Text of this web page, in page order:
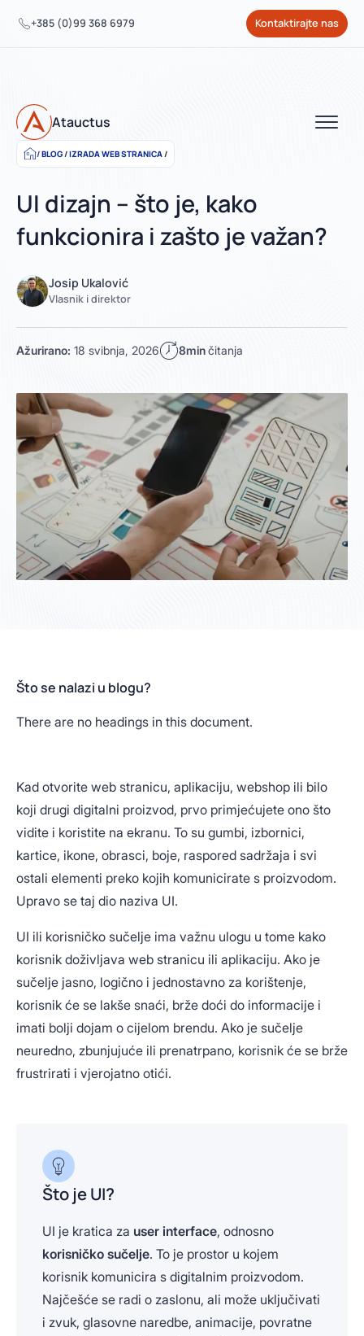
+385 (0)99 368 6979 Kontaktirajte nas
Atauctus
BLOG/IZRADA WEB STRANICA/
UI dizajn – što je, kako
funkcionira i zašto je važan?
Josip Ukalović
Vlasnik i direktor
Ažurirano: 18 svibnja, 2026 8minčitanja
Što se nalazi u blogu?
There are no headings in this document.
Kad otvorite web stranicu, aplikaciju, webshop ili bilo
koji drugi digitalni proizvod, prvo primjećujete ono što
vidite i koristite na ekranu. To su gumbi, izbornici,
kartice, ikone, obrasci, boje, raspored sadržaja i svi
ostali elementi preko kojih komunicirate s proizvodom.
Upravo se taj dio naziva UI.
UI ili korisničko sučelje ima važnu ulogu u tome kako
korisnik doživljava web stranicu ili aplikaciju. Ako je
sučelje jasno, logično i jednostavno za korištenje,
korisnik će se lakše snaći, brže doći do informacije i
imati bolji dojam o cijelom brendu. Ako je sučelje
neuredno, zbunjujuće ili prenatrpano, korisnik će se brže
frustrirati i vjerojatno otići.
Što je UI?
UI je kratica za user interface, odnosno
korisničko sučelje. To je prostor u kojem
korisnik komunicira s digitalnim proizvodom.
Najčešće se radi o zaslonu, ali može uključivati
i zvuk, glasovne naredbe, animacije, povratne